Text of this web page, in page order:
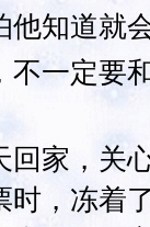
他知道就
一定要
家，关
，冻着